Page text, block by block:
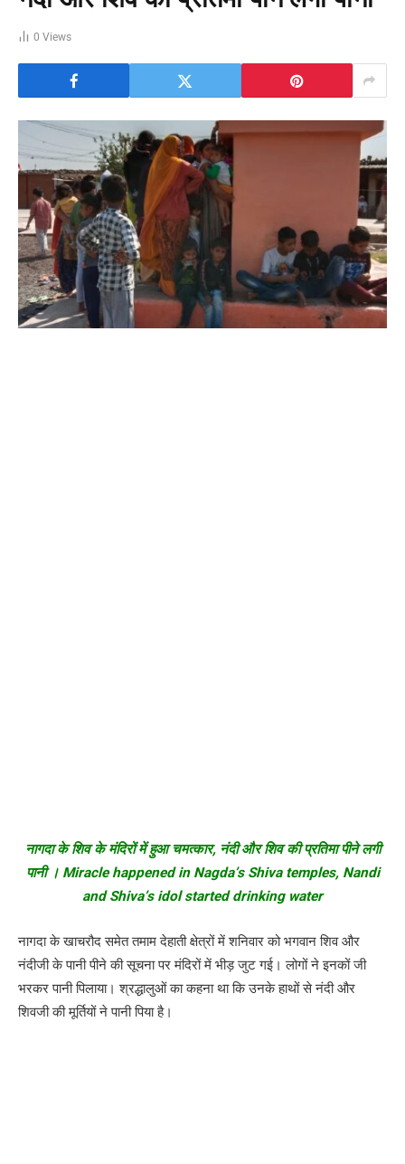
0 Views
नागदा के शिव के मंदिरों में हुआ चमत्कार, नंदी और शिव की प्रतिमा पीने लगी
पानी । Miracle happened in Nagda’s Shiva temples, Nandi
and Shiva’s idol started drinking water
नागदा के खाचरौद समेत तमाम देहाती क्षेत्रों में शनिवार को भगवान शिव और
नंदीजी के पानी पीने की सूचना पर मंदिरों में भीड़ जुट गई। लोगों ने इनकों जी
भरकर पानी पिलाया। श्रद्धालुओं का कहना था कि उनके हाथों से नंदी और
शिवजी की मूर्तियों ने पानी पिया है।